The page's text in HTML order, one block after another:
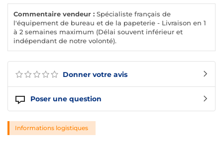
Donner votre avis
Poser une question
Commentaire vendeur : Spécialiste français de
l'équipement de bureau et de la papeterie - Livraison en 1
à 2 semaines maximum (Délai souvent inférieur et
indépendant de notre volonté).
Informations logistiques